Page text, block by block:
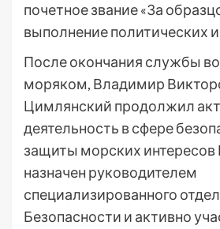
почетное звание «За
выполнение политических
После окончания службы
моряком, Владимир
Цимлянский продолжил
деятельность в сфере
защиты морских
назначен руководителем
специализированного
Безопасности и активно